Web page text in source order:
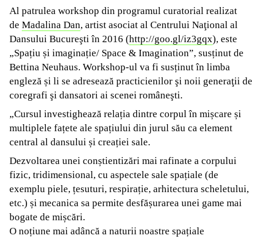
Al patrulea workshop din programul curatorial realizat
de Madalina Dan, artist asociat al Centrului Naţional al
Dansului Bucureşti în 2016 (http://goo.gl/iz3gqx), este
„Spațiu și imaginație/ Space & Imagination”, susținut de
Bettina Neuhaus. Workshop-ul va fi susținut în limba
engleză și li se adresează practicienilor şi noii generaţii de
coregrafi şi dansatori ai scenei româneşti.
„Cursul investighează relația dintre corpul în mișcare și
multiplele fațete ale spațiului din jurul său ca element
central al dansului și creației sale.
Dezvoltarea unei conștientizări mai rafinate a corpului
fizic, tridimensional, cu aspectele sale spațiale (de
exemplu piele, țesuturi, respirație, arhitectura scheletului,
etc.) și mecanica sa permite desfășurarea unei game mai
bogate de mișcări.
O noțiune mai adâncă a naturii noastre spațiale